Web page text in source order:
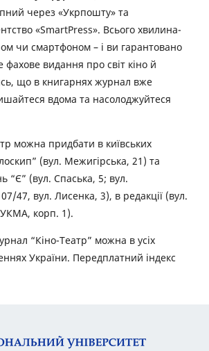
через «Укрпошту» та
«SmartPress». Всього хвилина-
чи смартфоном – і ви гарантовано
фахове видання про світ кіно й
що в книгарнях журнал вже
вдома та насолоджуйтеся
можна придбати в київських
(вул. Межигірська, 21) та
“Є” (вул. Спаська, 5; вул.
47, вул. Лисенка, 3), в редакції (вул.
корп. 1).
“Кіно-Театр” можна в усіх
України. Передплатний індекс